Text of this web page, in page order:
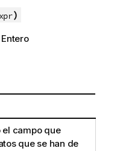
)
Entero
el campo que
que se han de